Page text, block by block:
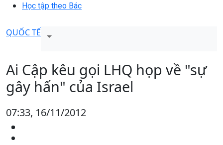
Học tập theo Bác
QUỐC TẾ
Ai Cập kêu gọi LHQ họp về "sự
gây hấn" của Israel
07:33, 16/11/2012